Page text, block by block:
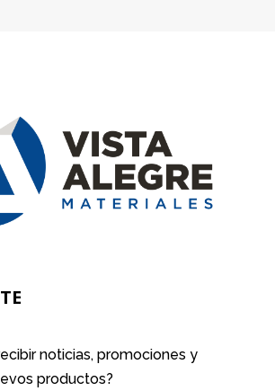
noticias, promociones y
productos?